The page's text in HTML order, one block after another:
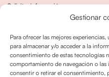
Gestionar
Para ofrecer las mejores
para almacenar y/o acceder a la
consentimiento de estas tecnologías
comportamiento de navegación o
consentir o retirar el consentimiento,
Solicitar información